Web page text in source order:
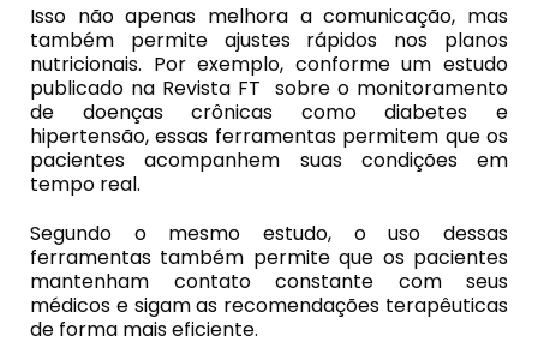
Isso não apenas melhora a comunicação, mas
também permite ajustes rápidos nos planos
nutricionais. Por exemplo, conforme um estudo
publicado na Revista FT sobre o monitoramento
de doenças crônicas como diabetes e
hipertensão, essas ferramentas permitem que os
pacientes acompanhem suas condições em
tempo real.
Segundo o mesmo estudo, o uso dessas
ferramentas também permite que os pacientes
mantenham contato constante com seus
médicos e sigam as recomendações terapêuticas
de forma mais eficiente.